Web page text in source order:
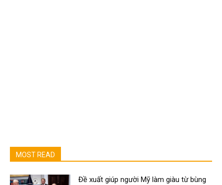
MOST READ
Đề xuất giúp người Mỹ làm giàu từ bùng